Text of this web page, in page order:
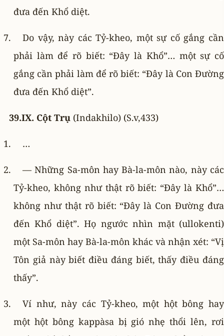
đưa đến Khổ diệt.
Do vậy, này các Tỷ-kheo, một sự cố gắng cần
phải làm để rõ biết: “Ðây là Khổ”… một sự cố
gắng cần phải làm để rõ biết: “Ðây là Con Ðường
đưa đến Khổ diệt”.
39.IX. Cột Trụ (Indakhilo) (S.v,433)
…
— Những Sa-môn hay Bà-la-môn nào, này các
Tỷ-kheo, không như thật rõ biết: “Ðây là Khổ”…
không như thật rõ biết: “Ðây là Con Ðường đưa
đến Khổ diệt”. Họ ngước nhìn mặt (ullokenti)
một Sa-môn hay Bà-la-môn khác và nhận xét: “Vị
Tôn giả này biết điều đáng biết, thấy điều đáng
thấy”.
Ví như, này các Tỷ-kheo, một hột bông hay
một hột bông kappàsa bị gió nhẹ thổi lên, rơi